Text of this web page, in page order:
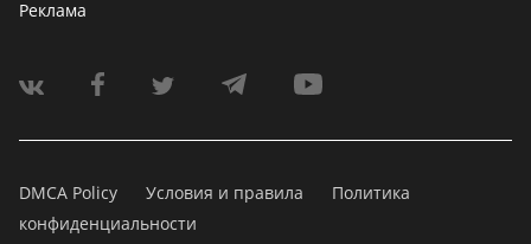
Реклама
DMCA Policy Условия и правила
Политика
конфиденциальности